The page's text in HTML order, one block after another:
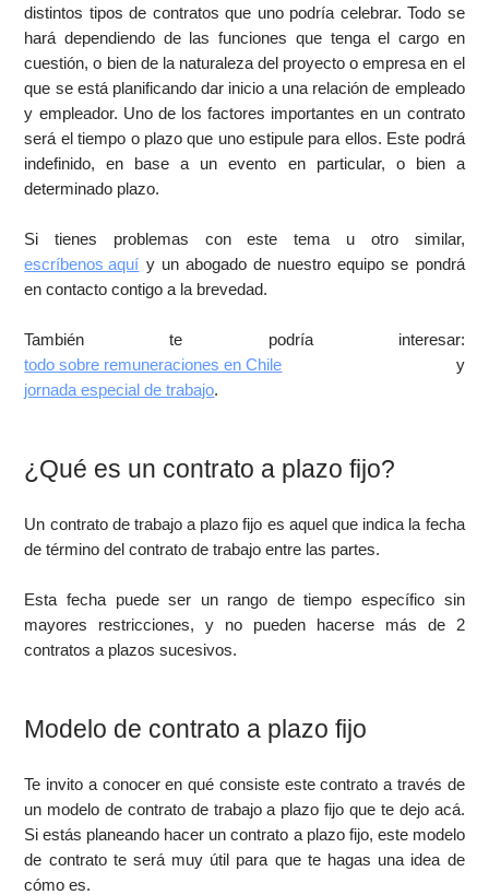
distintos tipos de contratos que uno podría celebrar. Todo se
hará dependiendo de las funciones que tenga el cargo en
cuestión, o bien de la naturaleza del proyecto o empresa en el
que se está planificando dar inicio a una relación de empleado
y empleador. Uno de los factores importantes en un contrato
será el tiempo o plazo que uno estipule para ellos. Este podrá
indefinido, en base a un evento en particular, o bien a
determinado plazo.
Si tienes problemas con este tema u otro similar,
escríbenos aquí y un abogado de nuestro equipo se pondrá
en contacto contigo a la brevedad.
También te podría interesar:
todo sobre remuneraciones en Chile y
jornada especial de trabajo.
¿Qué es un contrato a plazo fijo?
Un contrato de trabajo a plazo fijo es aquel que indica la fecha
de término del contrato de trabajo entre las partes.
Esta fecha puede ser un rango de tiempo específico sin
mayores restricciones, y no pueden hacerse más de 2
contratos a plazos sucesivos.
Modelo de contrato a plazo fijo
Te invito a conocer en qué consiste este contrato a través de
un modelo de contrato de trabajo a plazo fijo que te dejo acá.
Si estás planeando hacer un contrato a plazo fijo, este modelo
de contrato te será muy útil para que te hagas una idea de
cómo es.